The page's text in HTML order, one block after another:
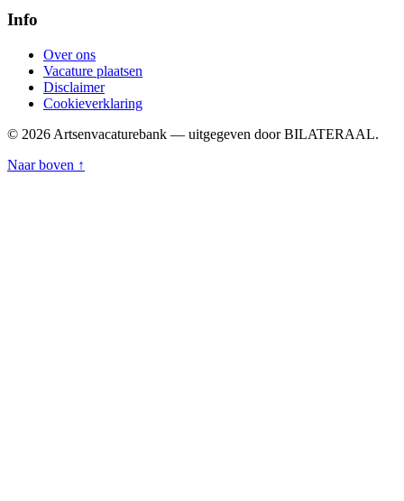
Info
Over ons
Vacature plaatsen
Disclaimer
Cookieverklaring
© 2026 Artsenvacaturebank — uitgegeven door BILATERAAL.
Naar boven ↑